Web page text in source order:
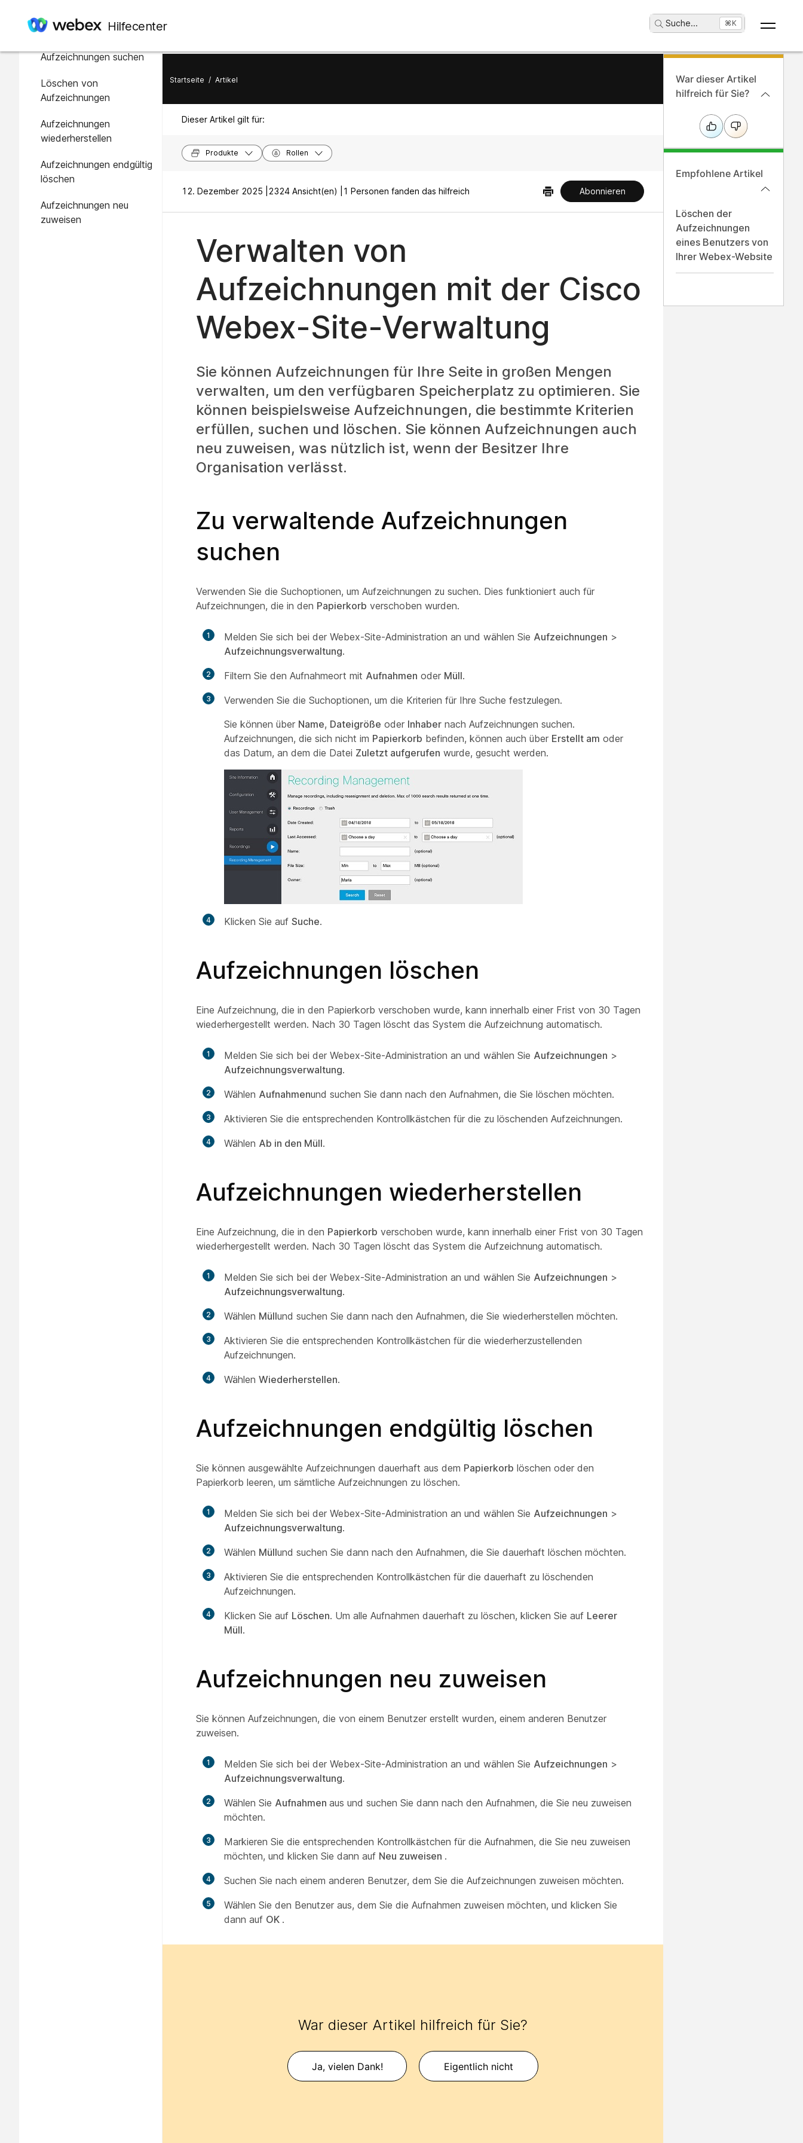
Hilfecenter Suche... ⌘K
In diesem Artikel
Aufzeichnungen suchen
Löschen von
Aufzeichnungen
Aufzeichnungen
wiederherstellen
Aufzeichnungen endgültig
löschen
Aufzeichnungen neu
zuweisen
Startseite / Artikel
Dieser Artikel gilt für:
Produkte Rollen
12. Dezember 2025 | 2324 Ansicht(en) | 1 Personen fanden das hilfreich Abonnieren
Verwalten von
Aufzeichnungen mit der Cisco
Webex-Site-Verwaltung
Sie können Aufzeichnungen für Ihre Seite in großen Mengen
verwalten, um den verfügbaren Speicherplatz zu optimieren. Sie
können beispielsweise Aufzeichnungen, die bestimmte Kriterien
erfüllen, suchen und löschen. Sie können Aufzeichnungen auch
neu zuweisen, was nützlich ist, wenn der Besitzer Ihre
Organisation verlässt.
Zu verwaltende Aufzeichnungen
suchen
Verwenden Sie die Suchoptionen, um Aufzeichnungen zu suchen. Dies funktioniert auch für
Aufzeichnungen, die in den Papierkorb verschoben wurden.
1 Melden Sie sich bei der Webex-Site-Administration an und wählen Sie Aufzeichnungen >
Aufzeichnungsverwaltung.
2 Filtern Sie den Aufnahmeort mit Aufnahmen oder Müll.
3
Verwenden Sie die Suchoptionen, um die Kriterien für Ihre Suche festzulegen.
Sie können über Name, Dateigröße oder Inhaber nach Aufzeichnungen suchen.
Aufzeichnungen, die sich nicht im Papierkorb befinden, können auch über Erstellt am oder
das Datum, an dem die Datei Zuletzt aufgerufen wurde, gesucht werden.
4 Klicken Sie auf Suche.
Aufzeichnungen löschen
Eine Aufzeichnung, die in den Papierkorb verschoben wurde, kann innerhalb einer Frist von 30 Tagen
wiederhergestellt werden. Nach 30 Tagen löscht das System die Aufzeichnung automatisch.
1 Melden Sie sich bei der Webex-Site-Administration an und wählen Sie Aufzeichnungen >
Aufzeichnungsverwaltung.
2 Wählen Aufnahmenund suchen Sie dann nach den Aufnahmen, die Sie löschen möchten.
3 Aktivieren Sie die entsprechenden Kontrollkästchen für die zu löschenden Aufzeichnungen.
4 Wählen Ab in den Müll.
Aufzeichnungen wiederherstellen
Eine Aufzeichnung, die in den Papierkorb verschoben wurde, kann innerhalb einer Frist von 30 Tagen
wiederhergestellt werden. Nach 30 Tagen löscht das System die Aufzeichnung automatisch.
1 Melden Sie sich bei der Webex-Site-Administration an und wählen Sie Aufzeichnungen >
Aufzeichnungsverwaltung.
2 Wählen Müllund suchen Sie dann nach den Aufnahmen, die Sie wiederherstellen möchten.
3
Aktivieren Sie die entsprechenden Kontrollkästchen für die wiederherzustellenden
Aufzeichnungen.
4 Wählen Wiederherstellen.
Aufzeichnungen endgültig löschen
Sie können ausgewählte Aufzeichnungen dauerhaft aus dem Papierkorb löschen oder den
Papierkorb leeren, um sämtliche Aufzeichnungen zu löschen.
1 Melden Sie sich bei der Webex-Site-Administration an und wählen Sie Aufzeichnungen >
Aufzeichnungsverwaltung.
2 Wählen Müllund suchen Sie dann nach den Aufnahmen, die Sie dauerhaft löschen möchten.
3
Aktivieren Sie die entsprechenden Kontrollkästchen für die dauerhaft zu löschenden
Aufzeichnungen.
4 Klicken Sie auf Löschen. Um alle Aufnahmen dauerhaft zu löschen, klicken Sie auf Leerer
Müll.
Aufzeichnungen neu zuweisen
Sie können Aufzeichnungen, die von einem Benutzer erstellt wurden, einem anderen Benutzer
zuweisen.
1 Melden Sie sich bei der Webex-Site-Administration an und wählen Sie Aufzeichnungen >
Aufzeichnungsverwaltung.
2 Wählen Sie Aufnahmen aus und suchen Sie dann nach den Aufnahmen, die Sie neu zuweisen
möchten.
3
Markieren Sie die entsprechenden Kontrollkästchen für die Aufnahmen, die Sie neu zuweisen
möchten, und klicken Sie dann auf Neu zuweisen .
4 Suchen Sie nach einem anderen Benutzer, dem Sie die Aufzeichnungen zuweisen möchten.
5
Wählen Sie den Benutzer aus, dem Sie die Aufnahmen zuweisen möchten, und klicken Sie
dann auf OK .
War dieser Artikel hilfreich für Sie?
Ja, vielen Dank! Eigentlich nicht
War dieser Artikel
hilfreich für Sie?
Empfohlene Artikel
Löschen der
Aufzeichnungen
eines Benutzers von
Ihrer Webex-Website